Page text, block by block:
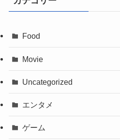
Food
Movie
Uncategorized
エンタメ
ゲーム